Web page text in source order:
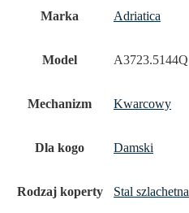
Marka Adriatica
Model A3723.5144Q
Mechanizm Kwarcowy
Dla kogo Damski
Rodzaj koperty Stal szlachetna